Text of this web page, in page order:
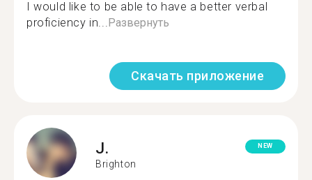
I would like to be able to have a better verbal
proficiency in...Развернуть
Скачать приложение
J.
Brighton
NEW